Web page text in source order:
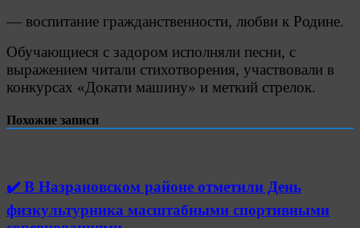
— воспитание гражданственности, любви к Родине.
Обучающиеся с задором исполняли песни, с
выражением читали стихотворения, участвовали в
конкурсах «Докати машину» и меткий стрелок.
Похожие записи
✔️ В Назрановском районе отметили День
физкультурника масштабными спортивными